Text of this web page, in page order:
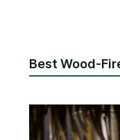
Best Wood-